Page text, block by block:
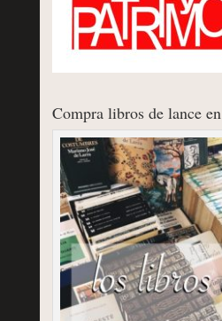
Compra libros de lance en